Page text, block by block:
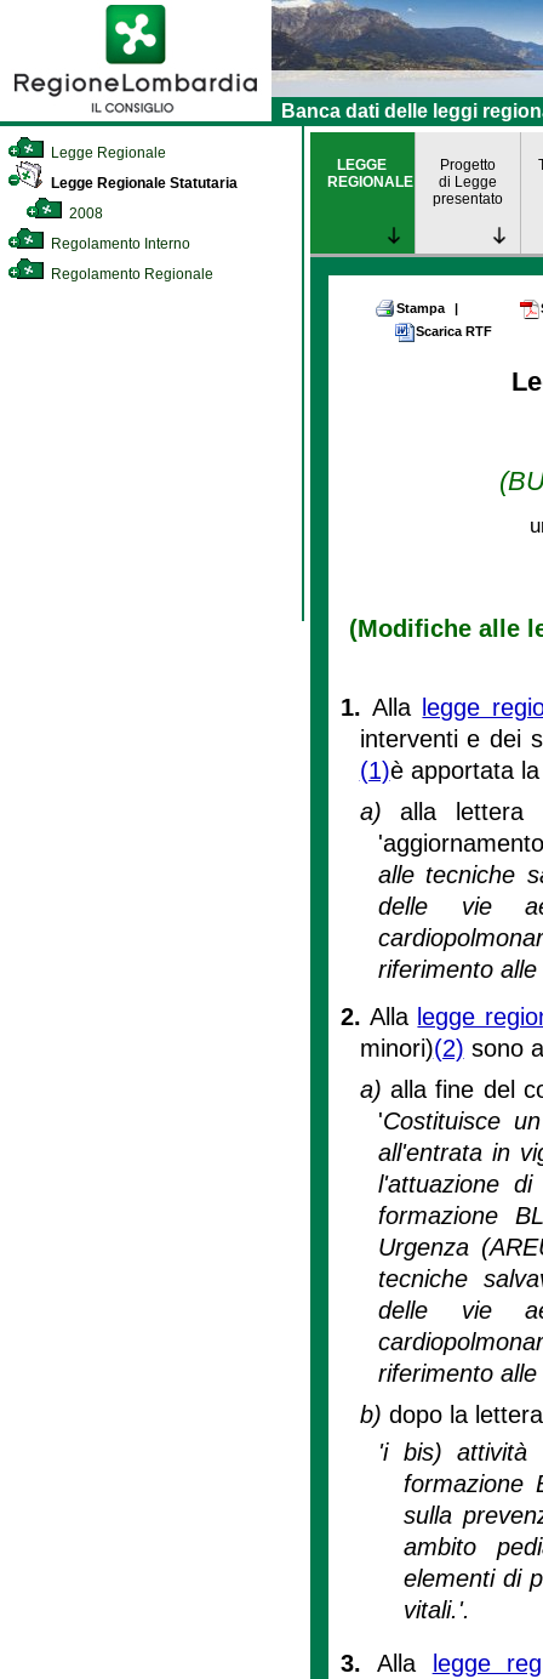
Banca dati delle leggi
Legge Regionale
Legge Regionale Statutaria
2008
Regolamento Interno
Regolamento Regionale
LEGGE
REGIONALE
Progetto
di Legge
presentato
Stampa |
Scarica RTF
(Modifiche alle
1.Alla legge
interventi e dei
(1)è apportata
a)alla lettera
alle tecniche
delle vie
riferimento
2.Alla legge
minori)(2) sono
a)alla fine del
'Costituisce
all'entrata in
l'attuazione
formazione
Urgenza
tecniche
delle vie
riferimento
b) dopo la
'i bis) attività
formazione
sulla
ambito
elementi di
vitali.'.
3.Alla
legge